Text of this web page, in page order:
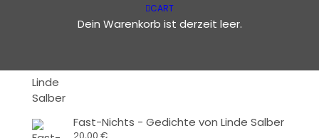
CART
Dein Warenkorb ist derzeit leer.
Intensivbehandlung - Konzeptbuch von
Linde Salber
Fast-Nichts - Gedichte von Linde Salber